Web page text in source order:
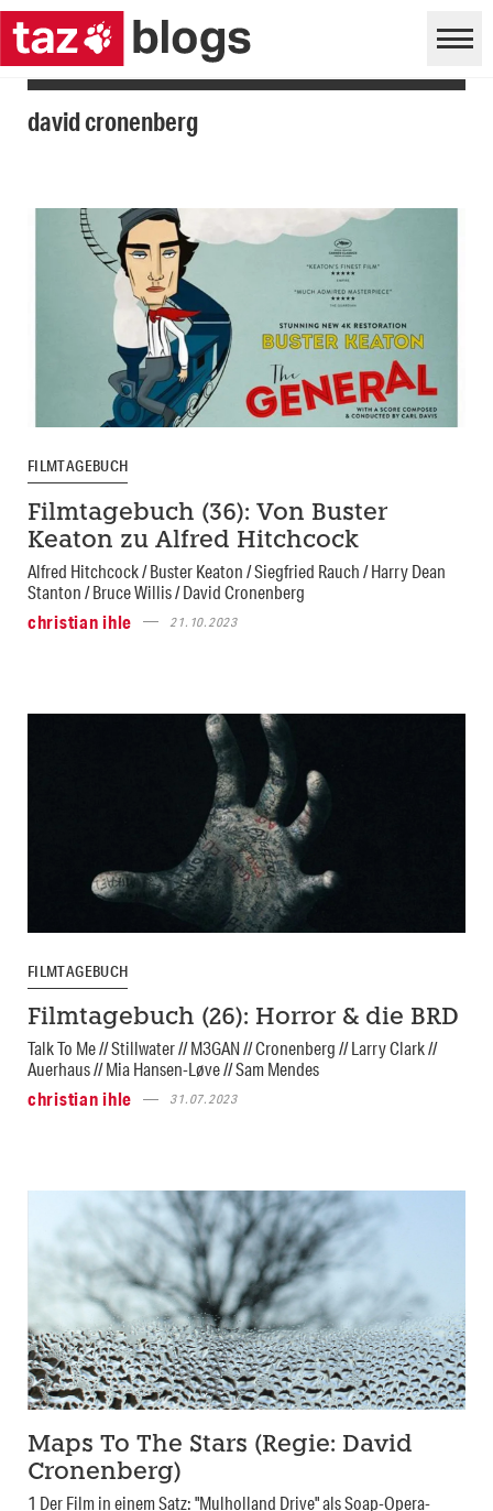
david cronenberg
FILMTAGEBUCH
Filmtagebuch (36): Von Buster
Keaton zu Alfred Hitchcock
Alfred Hitchcock / Buster Keaton / Siegfried Rauch / Harry Dean
Stanton / Bruce Willis / David Cronenberg
christian ihle
21.10.2023
FILMTAGEBUCH
Filmtagebuch (26): Horror & die BRD
Talk To Me // Stillwater // M3GAN // Cronenberg // Larry Clark //
Auerhaus // Mia Hansen-Løve // Sam Mendes
christian ihle
31.07.2023
Maps To The Stars (Regie: David
Cronenberg)
1 Der Film in einem Satz: "Mulholland Drive" als Soap-Opera-